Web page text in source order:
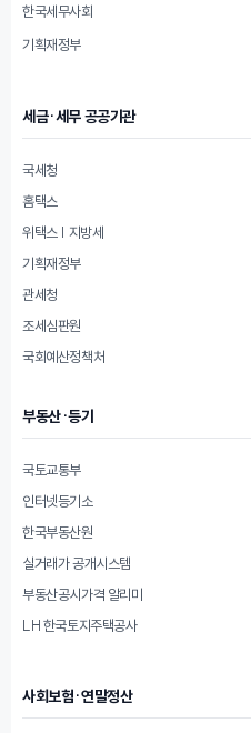
한국세무사회
기획재정부
세금·세무 공공기관
국세청
홈택스
위택스 | 지방세
기획재정부
관세청
조세심판원
국회예산정책처
부동산·등기
국토교통부
인터넷등기소
한국부동산원
실거래가 공개시스템
부동산공시가격 알리미
LH 한국토지주택공사
사회보험·연말정산